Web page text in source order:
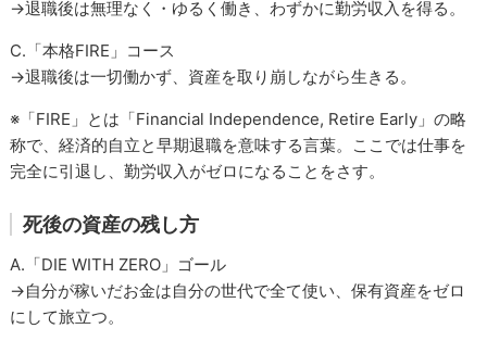
→退職後は無理なく・ゆるく働き、わずかに勤労収入を得る。
C.「本格FIRE」コース
→退職後は一切働かず、資産を取り崩しながら生きる。
※「FIRE」とは「Financial Independence, Retire Early」の略
称で、経済的自立と早期退職を意味する言葉。ここでは仕事を
完全に引退し、勤労収入がゼロになることをさす。
死後の資産の残し方
A.「DIE WITH ZERO」ゴール
→自分が稼いだお金は自分の世代で全て使い、保有資産をゼロ
にして旅立つ。